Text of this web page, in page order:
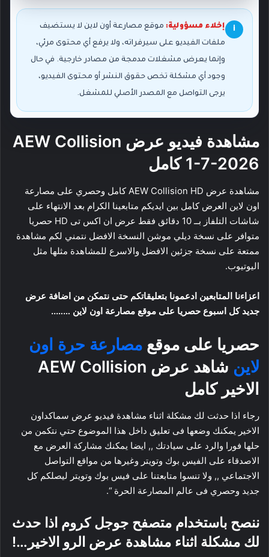
i إخلاء مسؤولية: موقع مصارعة أون لاين لا يستضيف
ملفات الفيديو على سيرفراته، ولا يرفع أي محتوى مرئي،
وإنما يعرض مشغلات مدمجة من مصادر خارجية. في حال
وجود أي مشكلة تخص حقوق النشر أو محتوى الفيديو،
يرجى التواصل مع المصدر الأصلي للمشغل.
مشاهدة فيديو عرض AEW Collision
1-7-2026 كامل
مشاهدة عرض AEW Collision HD كامل وحصري على مصارعة
اون لاين العرض كامل بين ايديكم متابعينا الكرام بعد الانتهاء على
شاشات التلفاز بــ 10 دقائق فقط عرض ان اكس تى HD حصريا
متوافر على نسخة ديلي موشن النسخة الافضل نتمني لكم مشاهدة
ممتعة على نسخة جزئين الافضل والاسرع للمشاهدة مثلها مثل
اليوتيوب.
اعزاءنا المتابعين ادعمونا بتعليقاتكم حتى نتمكن من اضافة عرض
جديد كل اسبوع حصريا على موقع مصارعة اون لاين ……..
حصريا على موقع مصارعة حرة اون
لاين
شاهد عرض AEW Collision
الاخير كامل
رجاء اذا حدثت لك مشكلة اثناء مشاهدة فيديو عرض سماكداون
الاخير يمكنك وضعها فى تعليق داخل هذا الموضوع حتي نتكمن من
حلها فورا والرد على سيادتك ,, ايضا يمكنك مشاركة العرض مع
الاصدقاء على الفيس بوك وتويتر وغيرها من مواقع التواصل
الاجتماعي ,, ولا تنسوا متابعتنا على فيس بوك وتويتر ليصلكم كل
جديد وحصري فى عالم المصارعة الحرة “.
ننصح باستخدام متصفح جوجل كروم اذا حدث
لك مشكلة اثناء مشاهدة عرض الرو الاخير…!